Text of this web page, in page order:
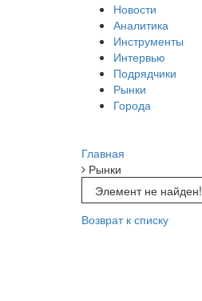
Новости
Аналитика
Инструменты
Интервью
Подрядчики
Рынки
Города
Главная
Рынки
Элемент не найден!
Возврат к списку